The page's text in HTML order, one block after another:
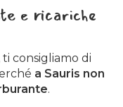
Lavori di
a valle del
senso
in Comune di
e ricariche
consigliamo di
a Sauris non
.